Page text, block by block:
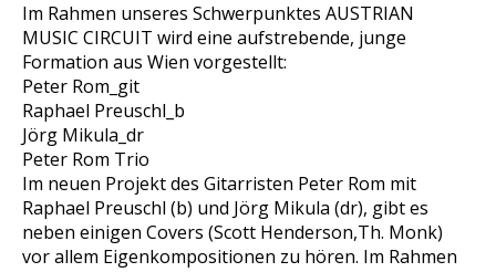
Im Rahmen unseres Schwerpunktes AUSTRIAN
MUSIC CIRCUIT wird eine aufstrebende, junge
Formation aus Wien vorgestellt:
Peter Rom_git
Raphael Preuschl_b
Jörg Mikula_dr
Peter Rom Trio
Im neuen Projekt des Gitarristen Peter Rom mit
Raphael Preuschl (b) und Jörg Mikula (dr), gibt es
neben einigen Covers (Scott Henderson,Th. Monk)
vor allem Eigenkompositionen zu hören. Im Rahmen